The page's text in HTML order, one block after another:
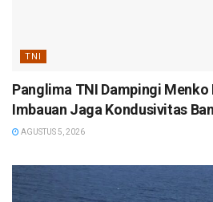
TNI
Panglima TNI Dampingi
Imbauan Jaga Kondusivitas
AGUSTUS 5, 2026